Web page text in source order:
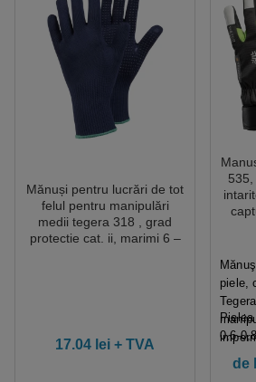
Mănuși pentru lucrări de tot
felul pentru manipulări
medii tegera 318 , grad
protectie cat. ii, marimi 6 –
17.04 lei + TVA
535,
piele,
0,6-
de